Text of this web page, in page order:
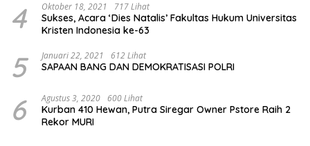
4 Oktober 18, 2021 717 Lihat
Sukses, Acara ‘Dies Natalis’ Fakultas Hukum Universitas
Kristen Indonesia ke-63
5 Januari 22, 2021 612 Lihat
SAPAAN BANG DAN DEMOKRATISASI POLRI
6 Agustus 3, 2020 600 Lihat
Kurban 410 Hewan, Putra Siregar Owner Pstore Raih 2
Rekor MURI